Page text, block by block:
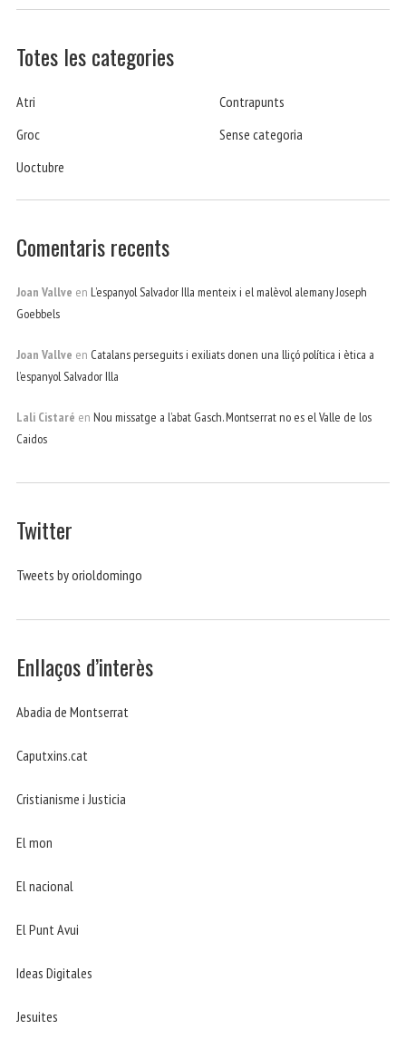
Totes les categories
Atri
Contrapunts
Groc
Sense categoria
Uoctubre
Comentaris recents
Joan Vallve en L’espanyol Salvador Illa menteix i el malèvol alemany Joseph
Goebbels
Joan Vallve en Catalans perseguits i exiliats donen una lliçó política i ètica a
l’espanyol Salvador Illa
Lali Cistaré en Nou missatge a l’abat Gasch. Montserrat no es el Valle de los
Caidos
Twitter
Tweets by orioldomingo
Enllaços d’interès
Abadia de Montserrat
Caputxins.cat
Cristianisme i Justicia
El mon
El nacional
El Punt Avui
Ideas Digitales
Jesuites